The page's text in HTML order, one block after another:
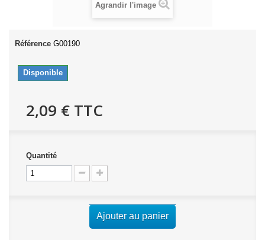
Agrandir l'image
Référence G00190
Disponible
2,09 € TTC
Quantité
Ajouter au panier